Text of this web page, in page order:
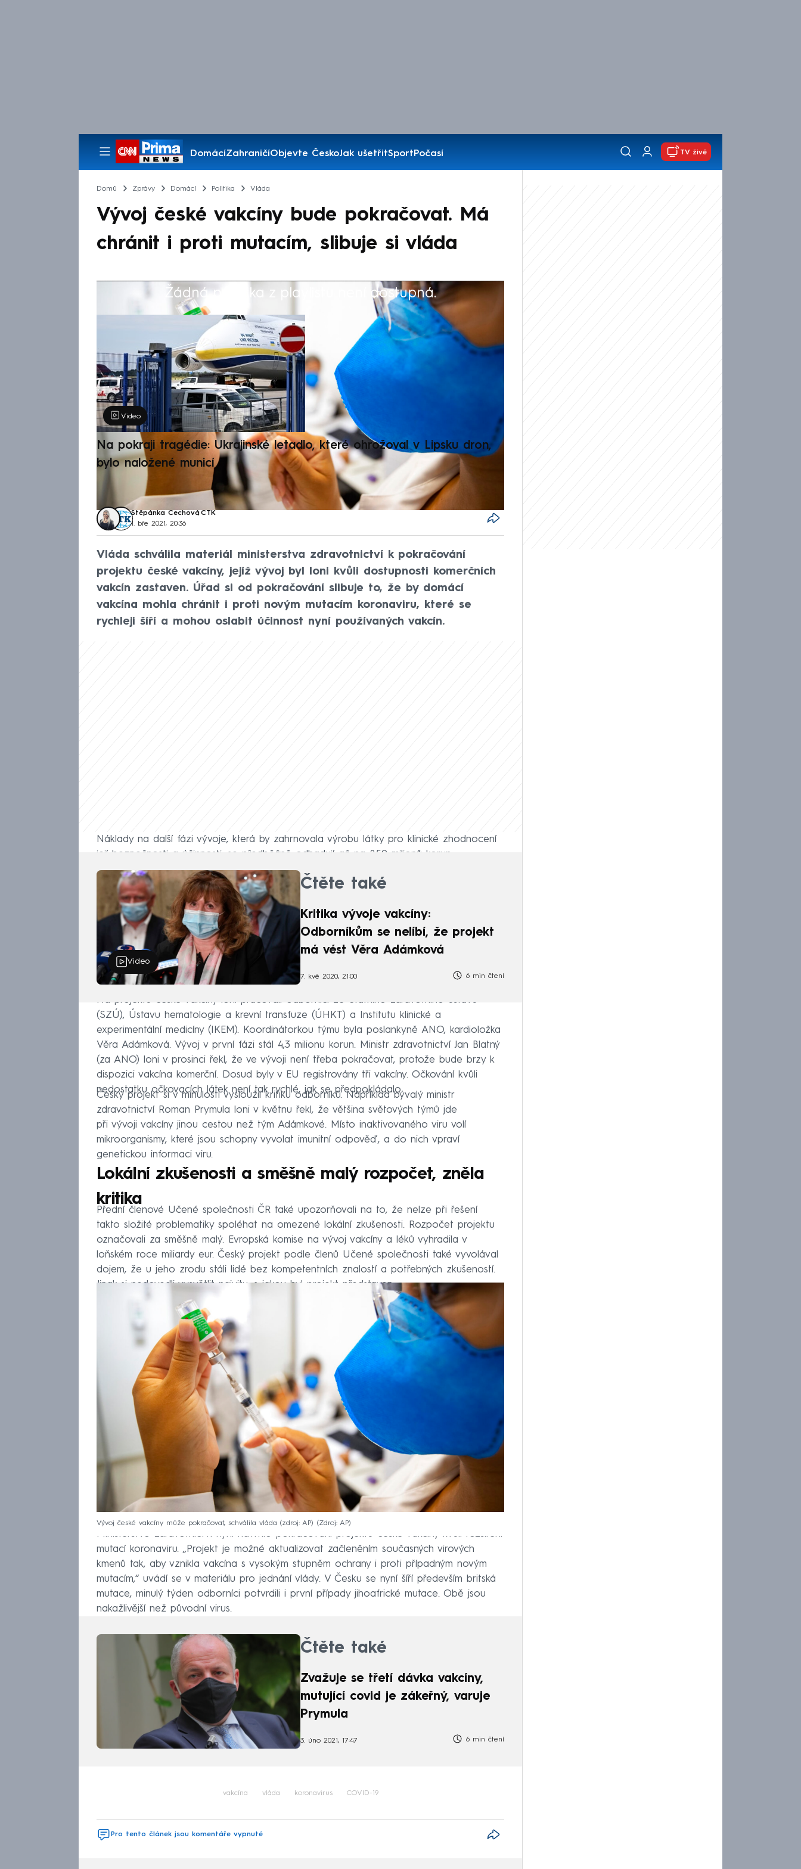
DomácíZahraničíObjevte ČeskoJak ušetřitSportPočasí
Pořady
TV živě
Domů Zprávy Domácí Politika Vláda
Vývoj české vakcíny bude pokračovat. Má
chránit i proti mutacím, slibuje si vláda
Žádná položka z playlistu není dostupná.
Výběr redakce
Video
Na pokraji tragédie: Ukrajinské letadlo, které ohrožoval v Lipsku dron,
bylo naložené municí
Štěpánka Čechová, ČTK
1. bře 2021, 20:36
Vláda schválila materiál ministerstva zdravotnictví k pokračování
projektu české vakcíny, jejíž vývoj byl loni kvůli dostupnosti komerčních
vakcín zastaven. Úřad si od pokračování slibuje to, že by domácí
vakcína mohla chránit i proti novým mutacím koronaviru, které se
rychleji šíří a mohou oslabit účinnost nyní používaných vakcín.
Náklady na další fázi vývoje, která by zahrnovala výrobu látky pro klinické zhodnocení
její bezpečnosti a účinnosti, se předběžně odhadují až na 250 milionů korun.
Video
Čtěte také
Kritika vývoje vakcíny:
Odborníkům se nelíbí, že projekt
má vést Věra Adámková
7. kvě 2020, 21:00 6 min čtení
Na projektu české vakcíny loni pracovali odborníci ze Státního zdravotního ústavu
(SZÚ), Ústavu hematologie a krevní transfuze (ÚHKT) a Institutu klinické a
experimentální medicíny (IKEM). Koordinátorkou týmu byla poslankyně ANO, kardioložka
Věra Adámková. Vývoj v první fázi stál 4,3 milionu korun. Ministr zdravotnictví Jan Blatný
(za ANO) loni v prosinci řekl, že ve vývoji není třeba pokračovat, protože bude brzy k
dispozici vakcína komerční. Dosud byly v EU registrovány tři vakcíny. Očkování kvůli
nedostatku očkovacích látek není tak rychlé, jak se předpokládalo.
Český projekt si v minulosti vysloužil kritiku odborníků. Například bývalý ministr
zdravotnictví Roman Prymula loni v květnu řekl, že většina světových týmů jde
při vývoji vakcíny jinou cestou než tým Adámkové. Místo inaktivovaného viru volí
mikroorganismy, které jsou schopny vyvolat imunitní odpověď, a do nich vpraví
genetickou informaci viru.
Lokální zkušenosti a směšně malý rozpočet, zněla
kritika
Přední členové Učené společnosti ČR také upozorňovali na to, že nelze při řešení
takto složité problematiky spoléhat na omezené lokální zkušenosti. Rozpočet projektu
označovali za směšně malý. Evropská komise na vývoj vakcíny a léků vyhradila v
loňském roce miliardy eur. Český projekt podle členů Učené společnosti také vyvolával
dojem, že u jeho zrodu stáli lidé bez kompetentních znalostí a potřebných zkušeností.
Jinak si nedovedli vysvětlit naivitu, s jakou byl projekt představen.
Vývoj české vakcíny může pokračovat, schválila vláda (zdroj: AP) Zdroj: AP
Ministerstvo zdravotnictví nyní navrhlo pokračování projektu české vakcíny kvůli rozšíření
mutací koronaviru. „Projekt je možné aktualizovat začleněním současných virových
kmenů tak, aby vznikla vakcína s vysokým stupněm ochrany i proti případným novým
mutacím,“ uvádí se v materiálu pro jednání vlády. V Česku se nyní šíří především britská
mutace, minulý týden odborníci potvrdili i první případy jihoafrické mutace. Obě jsou
nakažlivější než původní virus.
Čtěte také
Zvažuje se třetí dávka vakcíny,
mutující covid je zákeřný, varuje
Prymula
3. úno 2021, 17:47 6 min čtení
vakcína vláda koronavirus COVID-19
Pro tento článek jsou komentáře vypnuté